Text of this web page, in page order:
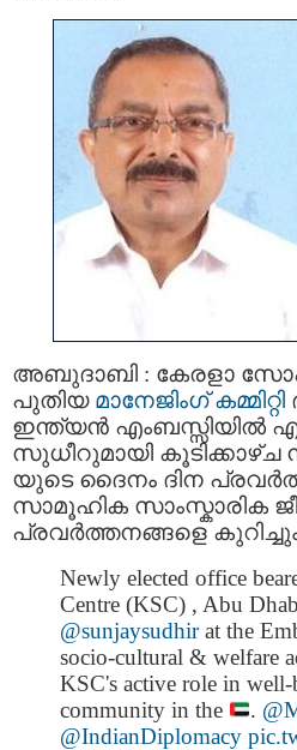
അബുദാബി : കേരളാ
പുതിയ മാനേജിംഗ് കമ്മിറ്റി
ഇന്ത്യന്‍ എംബസ്സിയില്‍
സുധീറുമായി കൂടിക്കാഴ്ച
യുടെ ദൈനം ദിന
സാമൂഹിക സാംസ്കാരിക
പ്രവര്‍ത്തനങ്ങളെ കുറിച്ചും
Newly elected office
Centre (KSC) , Abu
@sunjaysudhirat the
socio-cultural & welfare
KSC's active role in
community in the
.
@IndianDiplomacy